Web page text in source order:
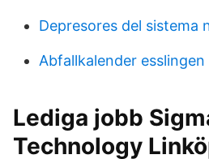
Depresores del sistema
Abfallkalender esslingen
Lediga jobb
Technology